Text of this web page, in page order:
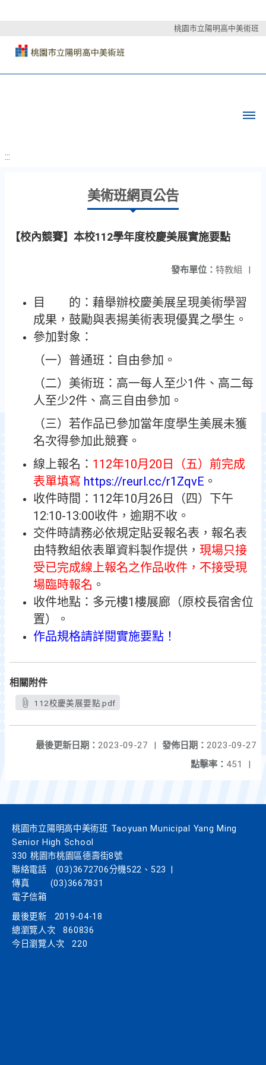
桃園市立陽明高中美術班
:::
美術班網頁公告
【校內競賽】本校112學年度校慶美展實施要點
發布單位： 特教組 |
目 的：藉舉辦校慶美展呈現美術學習
成果，鼓勵與表掦美術表現優異之學生。
參加對象：
（一）普通班：自由參加。
（二）美術班：高一每人至少1件、高二每
人至少2件、高三自由參加。
（三）若作品已參加當年度學生美展未獲
名次得參加此競賽。
線上報名： 112年10月20日（五）前完成
表單填寫 https://reurl.cc/r1ZqvE 。
收件時間：112年10月26日（四）下午
12:10-13:00收件，逾期不收。
交件時請務必依規定貼妥報名表，報名表
由特教組依表單資料製作提供， 現場只接
受已完成線上報名之作品收件，不接受現
場臨時報名 。
收件地點：多元樓1樓展廊（原校長宿舍位
置）。
作品規格請詳閱實施要點！
相關附件
112校慶美展要點.pdf
發佈日期： 2023-09-27
最後更新日期： 2023-09-27
|
點擊率： 451 |
桃園市立陽明高中美術班 Taoyuan Municipal Yang Ming
Senior High School
330 桃園市桃園區德壽街8號
聯絡電話
(03)3672706分機522、523
傳真
(03)3667831
電子信箱
最後更新
2019-04-18
總瀏覽人次
860836
今日瀏覽人次
220